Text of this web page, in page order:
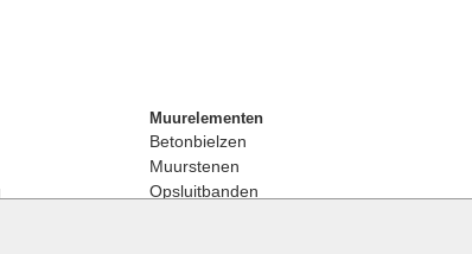
Muurelementen
Betonbielzen
Muurstenen
Opsluitbanden